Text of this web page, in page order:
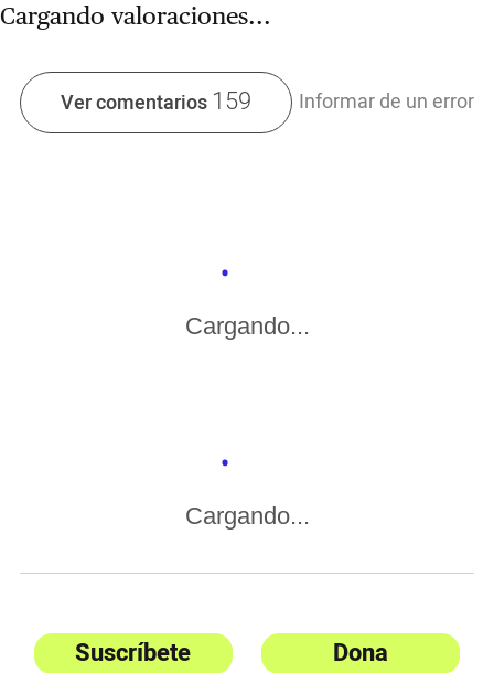
Cargando valoraciones...
Ver comentarios 159 Informar de un error
Cargando...
Cargando...
Suscríbete Dona